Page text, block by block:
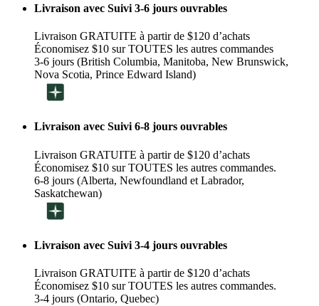
Livraison avec Suivi 3-6 jours ouvrables
Livraison GRATUITE à partir de $120 d’achats
Économisez $10 sur TOUTES les autres commandes
3-6 jours (British Columbia, Manitoba, New Brunswick,
Nova Scotia, Prince Edward Island)
Livraison avec Suivi 6-8 jours ouvrables
Livraison GRATUITE à partir de $120 d’achats
Économisez $10 sur TOUTES les autres commandes.
6-8 jours (Alberta, Newfoundland et Labrador,
Saskatchewan)
Livraison avec Suivi 3-4 jours ouvrables
Livraison GRATUITE à partir de $120 d’achats
Économisez $10 sur TOUTES les autres commandes.
3-4 jours (Ontario, Quebec)